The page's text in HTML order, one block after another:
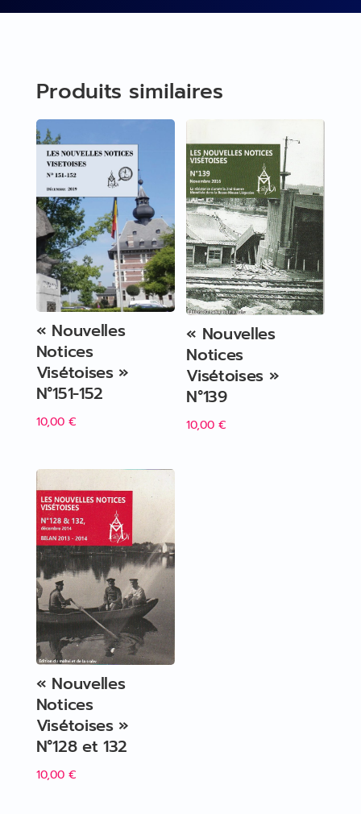
Produits similaires
« Nouvelles
Notices
Visétoises »
N°151-152
10,00 €
« Nouvelles
Notices
Visétoises »
N°139
10,00€
« Nouvelles
Notices
Visétoises »
N°128 et 132
10,00 €